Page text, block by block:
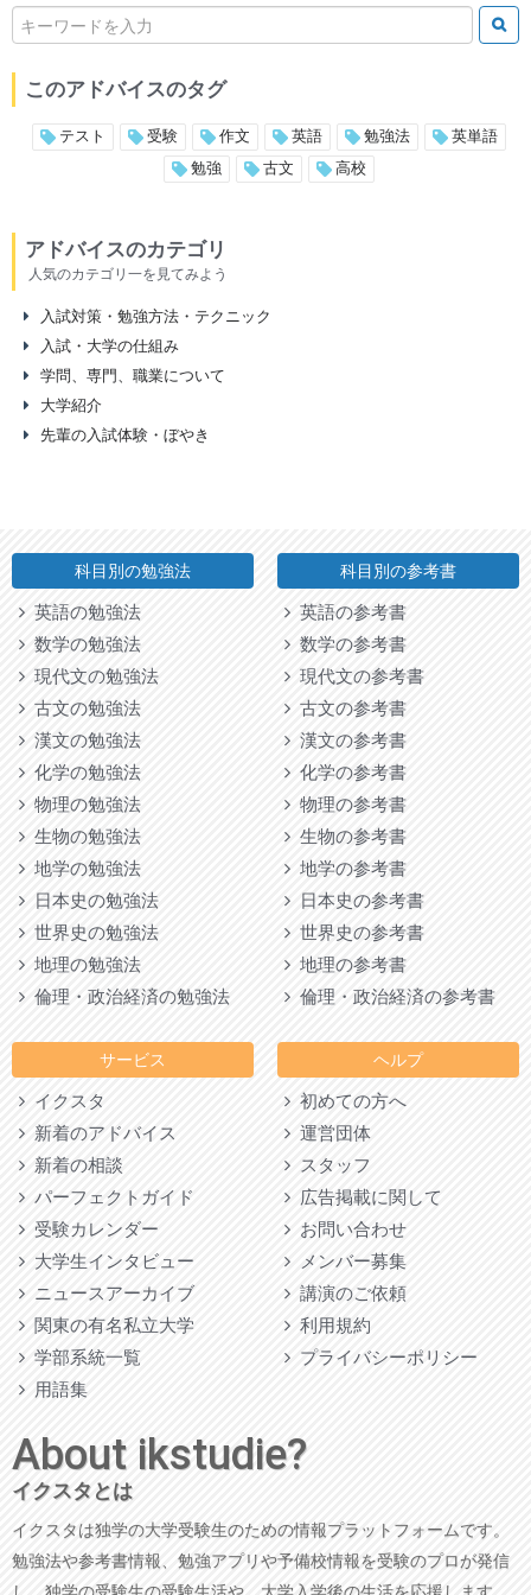
このアドバイスのタグ
テスト 受験 作文 英語 勉強法
英単語
勉強
古文 高校
アドバイスのカテゴリ
人気のカテゴリ一を見てみよう
入試対策・勉強方法・テクニック
入試・大学の仕組み
学問、専門、職業について
大学紹介
先輩の入試体験・ぼやき
科目別の勉強法
英語の勉強法
数学の勉強法
現代文の勉強法
古文の勉強法
漢文の勉強法
化学の勉強法
物理の勉強法
生物の勉強法
地学の勉強法
日本史の勉強法
世界史の勉強法
地理の勉強法
倫理・政治経済の勉強法
サービス
イクスタ
新着のアドバイス
新着の相談
パーフェクトガイド
受験カレンダー
大学生インタビュー
ニュースアーカイブ
関東の有名私立大学
学部系統一覧
用語集
科目別の参考書
英語の参考書
数学の参考書
現代文の参考書
古文の参考書
漢文の参考書
化学の参考書
物理の参考書
生物の参考書
地学の参考書
日本史の参考書
世界史の参考書
地理の参考書
倫理・政治経済の参考書
ヘルプ
初めての方へ
運営団体
スタッフ
広告掲載に関して
お問い合わせ
メンバー募集
講演のご依頼
利用規約
プライバシーポリシー
About ikstudie?
イクスタとは
イクスタは独学の大学受験生のための情報プラットフォームです。
勉強法や参考書情報、勉強アプリや予備校情報を受験のプロが発信